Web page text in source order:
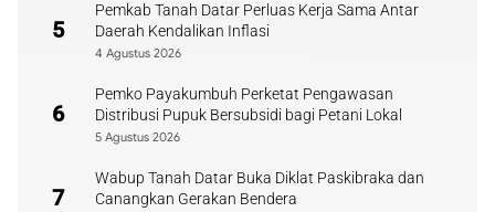
5
Pemkab Tanah Datar Perluas Kerja Sama Antar
Daerah Kendalikan Inflasi
4 Agustus 2026
6
Pemko Payakumbuh Perketat Pengawasan
Distribusi Pupuk Bersubsidi bagi Petani Lokal
5 Agustus 2026
7
Wabup Tanah Datar Buka Diklat Paskibraka dan
Canangkan Gerakan Bendera